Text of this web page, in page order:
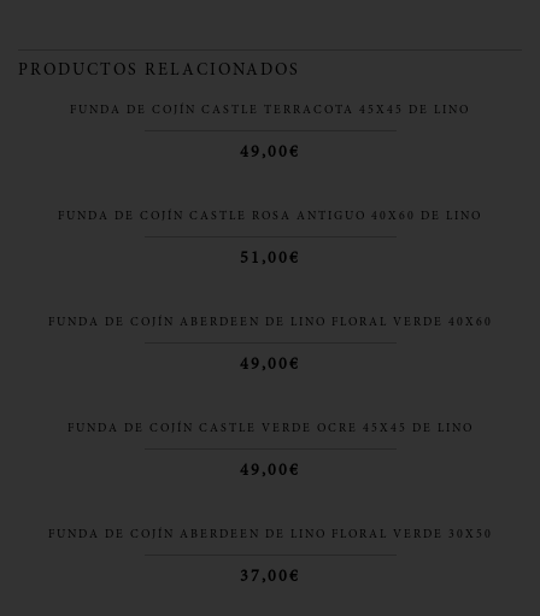
PRODUCTOS RELACIONADOS
FUNDA DE COJÍN CASTLE TERRACOTA 45X45 DE LINO
49,00€
FUNDA DE COJÍN CASTLE ROSA ANTIGUO 40X60 DE LINO
51,00€
FUNDA DE COJÍN ABERDEEN DE LINO FLORAL VERDE 40X60
49,00€
FUNDA DE COJÍN CASTLE VERDE OCRE 45X45 DE LINO
49,00€
FUNDA DE COJÍN ABERDEEN DE LINO FLORAL VERDE 30X50
37,00€